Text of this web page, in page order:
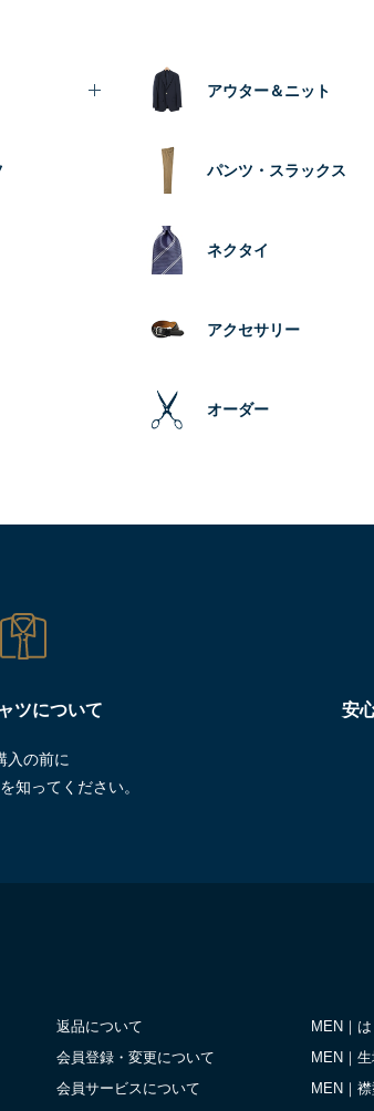
アウター＆ニット
パンツ・スラックス
ネクタイ
アクセサリー
オーダー
ツについて
入の前に
知ってください。
安
返品について
会員登録・変更について
会員サービスについて
MEN｜
MEN｜
MEN｜